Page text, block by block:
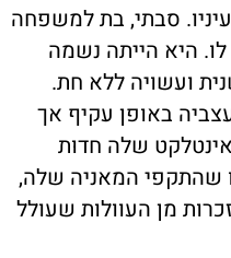
סבתי, בת למשפחה
היא הייתה נשמה
ועשויה ללא חת.
באופן עקיף אך
שלה חדוּת
שהתקפי המאניה שלה,
מן העוולות שעולל